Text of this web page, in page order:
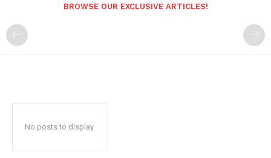
BROWSE OUR EXCLUSIVE ARTICLES!
No posts to display